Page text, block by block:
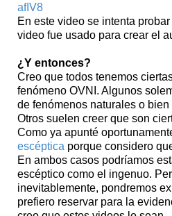
afIV8
En este video se intenta
video fue usado para crear el
¿Y entonces?
Creo que todos tenemos
fenómeno OVNI. Algunos
de fenómenos naturales o
Otros suelen creer que son
Como ya apunté
escéptica porque considero
En ambos casos podríamos
escéptico como el ingenuo.
inevitablemente, pondremos
prefiero reservar para la